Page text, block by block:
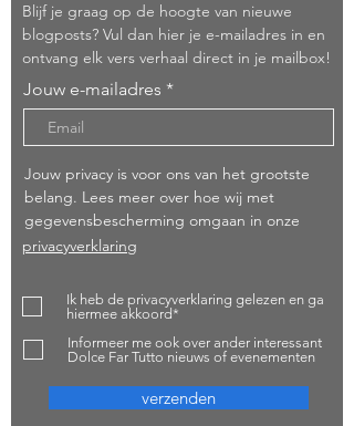
Blijf je graag op de hoogte van nieuwe
blogposts? Vul dan hier je e-mailadres in en
ontvang elk vers verhaal direct in je mailbox!
Jouw e-mailadres
privacyverklaring
Jouw privacy is voor ons van het grootste
belang. Lees meer over hoe wij met
gegevensbescherming omgaan in onze
Ik heb de privacyverklaring gelezen en ga
hiermee akkoord*
Informeer me ook over ander interessant
Dolce Far Tutto nieuws of evenementen
verzenden